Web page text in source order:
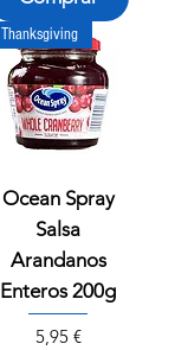
Thanksgiving
Ocean Spray
Salsa
Arandanos
Enteros 200g
Precio
5,95 €